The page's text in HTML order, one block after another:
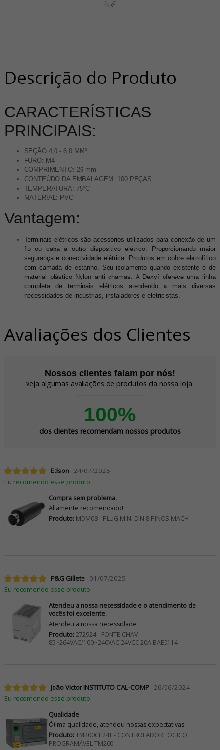
Descrição do Produto
CARACTERÍSTICAS
PRINCIPAIS:
SEÇÃO:4,0 - 6,0 MM²
FURO: M4
COMPRIMENTO: 26 mm
CONTEÚDO DA EMBALAGEM: 100 PEÇAS
TEMPERATURA: 75°C
MATERIAL: PVC
Vantagem:
Terminais elétricos são acessórios utilizados para conexão de um
fio ou caba a outro dispositivo elétrico. Proporcionando maior
segurança e conectividade elétrica. Produtos em cobre eletrolítico
com camada de estanho. Seu isolamento quando existente é de
material plástico Nylon anti chamas. A Dexyí oferece uma linha
completa de terminais elétricos atendendo a mais diversas
necessidades de indústrias, instaladores e eletricistas.
Avaliações dos Clientes
Nossos clientes falam por nós!
veja algumas avaliações de produtos da nossa loja.
100%
dos clientes recomendam nossos produtos
Edson 24/07/2025
Eu recomendo esse produto.
Compra sem problema.
Altamente recomendado!
Produto:MDM08 - PLUG MINI DIN 8 PINOS MACH
P&G Gillete 01/07/2025
Eu recomendo esse produto.
Atendeu a nossa necessidade e o atendimento de
vocês foi excelente.
Atendeu a nossa necessidade
Produto:272924 - FONTE CHAV
85~264VAC/100~240VAC 24VCC 20A BAE0114
João Victor INSTITUTO CAL-COMP 26/06/2024
Eu recomendo esse produto.
Qualidade
Ótima qualidade, atendeu nossas expectativas.
Produto:TM200CE24T - CONTROLADOR LÓGICO
PROGRAMÁVEL TM200